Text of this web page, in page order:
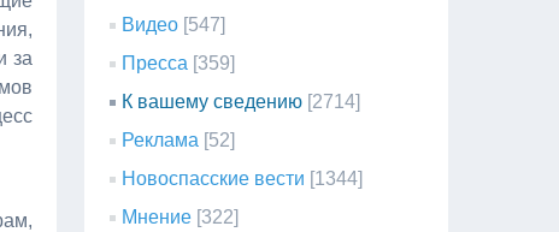
за
Видео [547]
Пресса [359]
К вашему сведению [2714]
Реклама [52]
Новоспасские вести [1344]
Мнение [322]